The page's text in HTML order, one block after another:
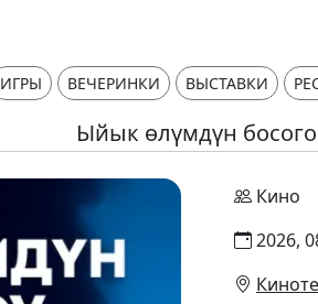
ИГРЫ ВЕЧЕРИНКИ ВЫСТАВКИ
Ыйык өлүмдүн
Кино
2026,